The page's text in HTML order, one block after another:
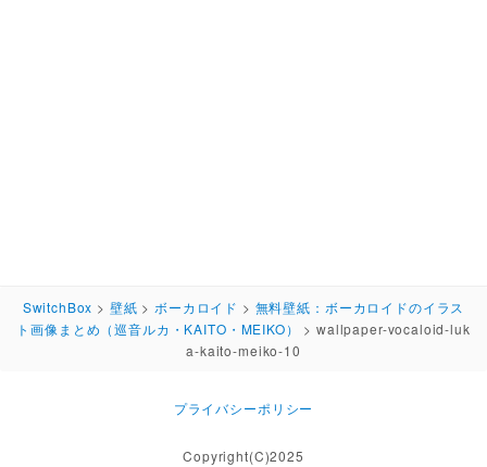
SwitchBox > 壁紙 > ボーカロイド > 無料壁紙：ボーカロイドのイラス
ト画像まとめ（巡音ルカ・KAITO・MEIKO）
>wallpaper-vocaloid-luk
a-kaito-meiko-10
プライバシーポリシー
Copyright(C)2025